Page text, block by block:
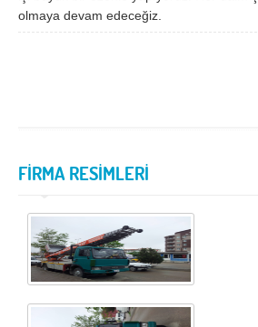
Tekirdağ Tokat
Zonguldak
MÜŞTERİ TALEPLERİ
DEFTER
NAKLİYECİ İLANLARI
olmaya devam edeceğiz.
FİRMA RESİMLERİ